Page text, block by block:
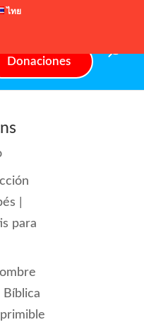
ไทย
Donaciones
|
para
Bíblica